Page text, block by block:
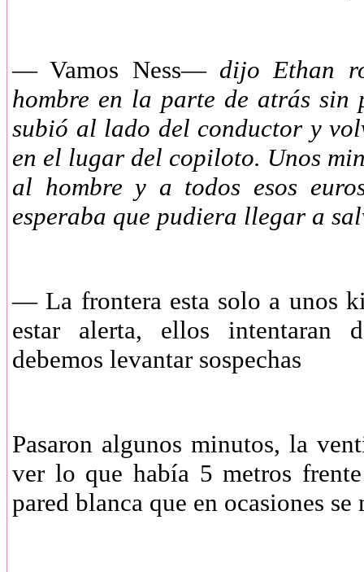
— Vamos Ness—dijo Ethan
hombre en la parte de atrás
subió al lado del conductor y
en el lugar del copiloto. Unos
al hombre y a todos esos
esperaba que pudiera llegar a
— La frontera esta solo a unos
estar alerta, ellos intentaran
debemos levantar sospechas
Pasaron algunos minutos, la
ver lo que había 5 metros
pared blanca que en ocasiones